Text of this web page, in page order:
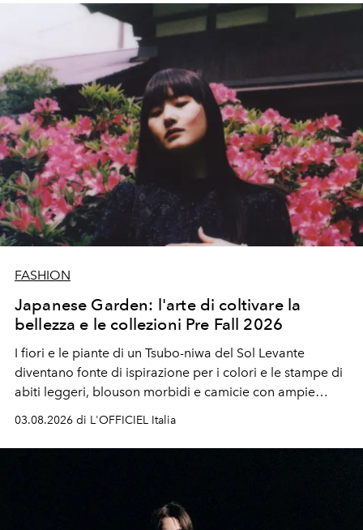
FASHION
Japanese Garden: l'arte di coltivare la
bellezza e le collezioni Pre Fall 2026
I fiori e le piante di un Tsubo-niwa del Sol Levante
diventano fonte di ispirazione per i colori e le stampe di
abiti leggeri, blouson morbidi e camicie con ampie
03.08.2026 di L'OFFICIEL Italia